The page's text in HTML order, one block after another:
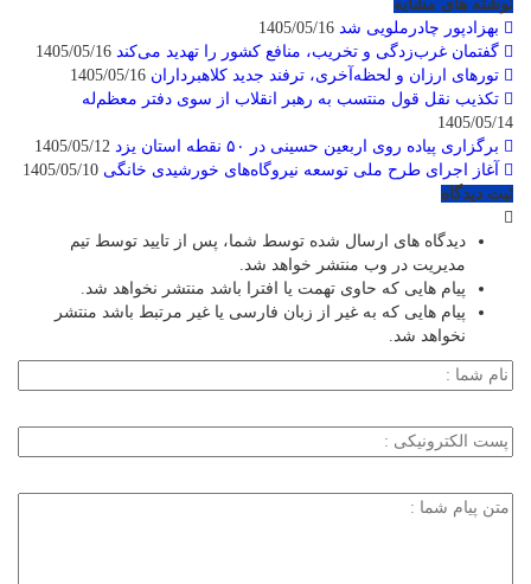
نوشته های مشابه
بهزادپور چادرملویی شد
گفتمان غرب‌زدگی و تخریب، منافع کشور را تهدید می‌کند
تورهای ارزان و لحظه‌آخری، ترفند جدید کلاهبرداران
تکذیب نقل قول منتسب به رهبر انقلاب از سوی دفتر معظم‌له
1405/05/14
برگزاری پیاده روی اربعین حسینی در ۵۰ نقطه استان یزد
آغاز اجرای طرح ملی توسعه نیروگاه‌های خورشیدی خانگی
ثبت دیدگاه
دیدگاه های ارسال شده توسط شما، پس از تایید توسط تیم
مدیریت در وب منتشر خواهد شد.
پیام هایی که حاوی تهمت یا افترا باشد منتشر نخواهد شد.
پیام هایی که به غیر از زبان فارسی یا غیر مرتبط باشد منتشر
نخواهد شد.